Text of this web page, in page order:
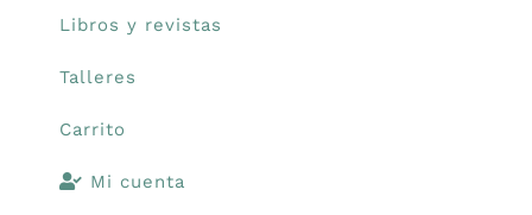
Libros y revistas
Talleres
Carrito
Mi cuenta